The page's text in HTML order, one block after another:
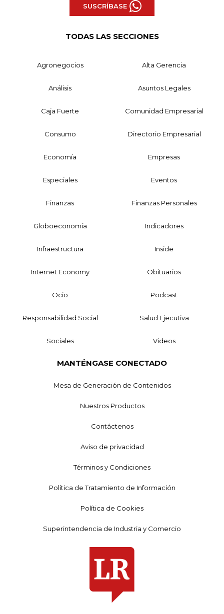
SUSCRÍBASE
TODAS LAS SECCIONES
Agronegocios Alta Gerencia
Análisis Asuntos Legales
Caja Fuerte Comunidad Empresarial
Consumo Directorio Empresarial
Economía Empresas
Especiales Eventos
Finanzas Finanzas Personales
Globoeconomía Indicadores
Infraestructura Inside
Internet Economy Obituarios
Ocio Podcast
Responsabilidad Social Salud Ejecutiva
Sociales Videos
MANTÉNGASE CONECTADO
Mesa de Generación de Contenidos
Nuestros Productos
Contáctenos
Aviso de privacidad
Términos y Condiciones
Política de Tratamiento de Información
Política de Cookies
Superintendencia de Industria y Comercio